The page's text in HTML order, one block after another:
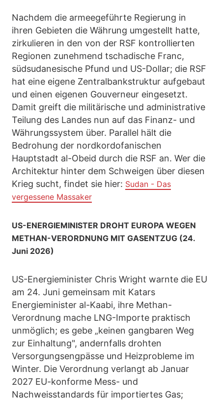
Nachdem die armeegeführte Regierung in
ihren Gebieten die Währung umgestellt hatte,
zirkulieren in den von der RSF kontrollierten
Regionen zunehmend tschadische Franc,
südsudanesische Pfund und US-Dollar; die RSF
hat eine eigene Zentralbankstruktur aufgebaut
und einen eigenen Gouverneur eingesetzt.
Damit greift die militärische und administrative
Teilung des Landes nun auf das Finanz- und
Währungssystem über. Parallel hält die
Bedrohung der nordkordofanischen
Hauptstadt al-Obeid durch die RSF an. Wer die
Architektur hinter dem Schweigen über diesen
Krieg sucht, findet sie hier: Sudan - Das
vergessene Massaker
US-ENERGIEMINISTER DROHT EUROPA WEGEN
METHAN-VERORDNUNG MIT GASENTZUG (24.
Juni 2026)
US-Energieminister Chris Wright warnte die EU
am 24. Juni gemeinsam mit Katars
Energieminister al-Kaabi, ihre Methan-
Verordnung mache LNG-Importe praktisch
unmöglich; es gebe „keinen gangbaren Weg
zur Einhaltung", andernfalls drohten
Versorgungsengpässe und Heizprobleme im
Winter. Die Verordnung verlangt ab Januar
2027 EU-konforme Mess- und
Nachweisstandards für importiertes Gas;